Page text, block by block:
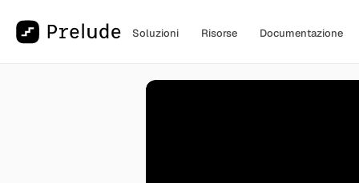
Soluzioni Risorse Documentazione